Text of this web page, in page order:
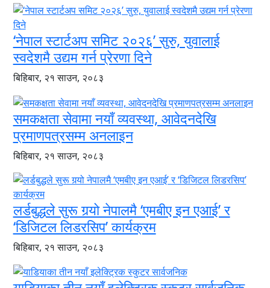
‘नेपाल स्टार्टअप समिट २०२६’ सुरु, युवालाई
स्वदेशमै उद्यम गर्न प्रेरणा दिने
बिहिबार, २१ साउन, २०८३
समकक्षता सेवामा नयाँ व्यवस्था, आवेदनदेखि
प्रमाणपत्रसम्म अनलाइन
बिहिबार, २१ साउन, २०८३
लर्डबुद्धले सुरू गर्‍यो नेपालमै ‘एमबीए इन एआई’ र
‘डिजिटल लिडरसिप’ कार्यक्रम
बिहिबार, २१ साउन, २०८३